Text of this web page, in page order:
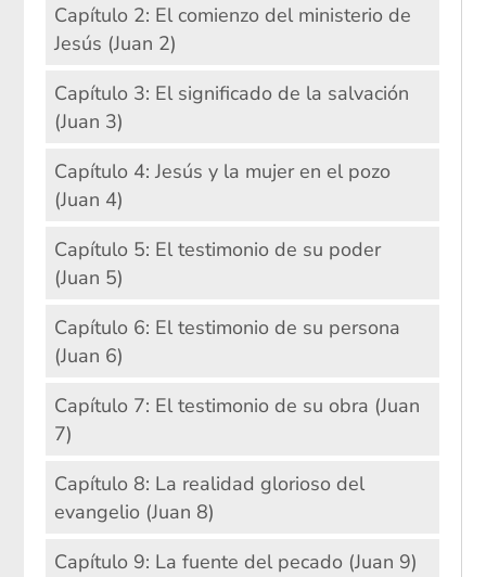
Capítulo 2: El comienzo del ministerio de
Jesús (Juan 2)
Capítulo 3: El significado de la salvación
(Juan 3)
Capítulo 4: Jesús y la mujer en el pozo
(Juan 4)
Capítulo 5: El testimonio de su poder
(Juan 5)
Capítulo 6: El testimonio de su persona
(Juan 6)
Capítulo 7: El testimonio de su obra (Juan
7)
Capítulo 8: La realidad glorioso del
evangelio (Juan 8)
Capítulo 9: La fuente del pecado (Juan 9)